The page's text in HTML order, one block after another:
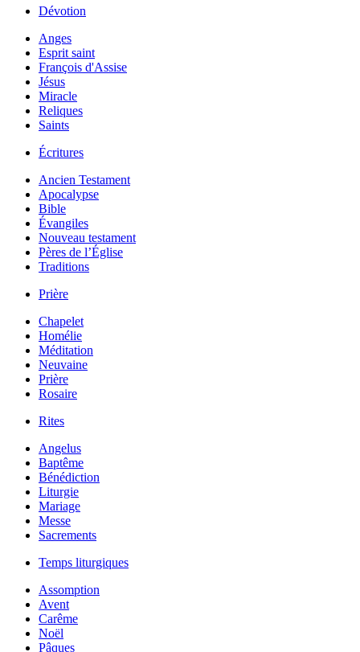
Dévotion
Anges
Esprit saint
François d'Assise
Jésus
Miracle
Reliques
Saints
Écritures
Ancien Testament
Apocalypse
Bible
Évangiles
Nouveau testament
Pères de l’Église
Traditions
Prière
Chapelet
Homélie
Méditation
Neuvaine
Prière
Rosaire
Rites
Angelus
Baptême
Bénédiction
Liturgie
Mariage
Messe
Sacrements
Temps liturgiques
Assomption
Avent
Carême
Noël
Pâques